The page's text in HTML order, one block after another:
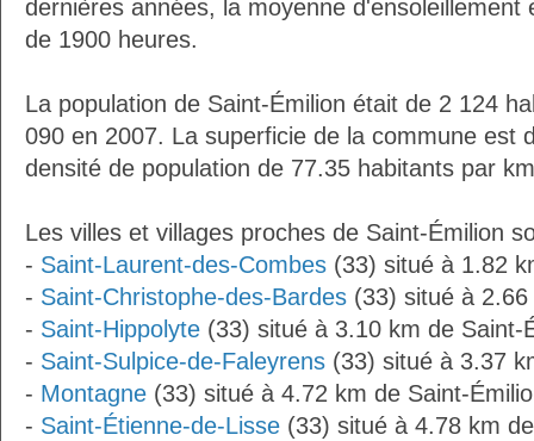
dernières années, la moyenne d'ensoleillement
de 1900 heures.
La population de Saint-Émilion était de 2 124
090 en 2007. La superficie de la commune est
densité de population de 77.35 habitants par
Les villes et villages proches de Saint-Émilion
- Saint-Laurent-des-Combes (33) situé à 1.82
- Saint-Christophe-des-Bardes (33) situé à
- Saint-Hippolyte (33) situé à 3.10 km de Saint-
- Saint-Sulpice-de-Faleyrens (33) situé à 3.37
- Montagne (33) situé à 4.72 km de Saint-
- Saint-Étienne-de-Lisse (33) situé à 4.78 km